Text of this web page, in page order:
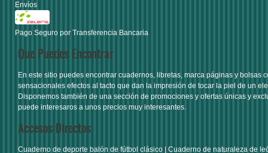
Envíos
Pago Seguro por Transferencia Bancaria
Que Puedes Encontrar
En este sitio puedes encontrar cuadernos, libretas, marca páginas y bolsas
sensacionales efectos al tacto que dan la impresión de tocar la piel de un
Disponemos también de una sección de promociones y ofertas únicas y
puede interesaros a unos precios muy interesantes.
Accesos Directos
Cuaderno de deporte balón de fútbol clásico
Cuaderno de naturaleza de